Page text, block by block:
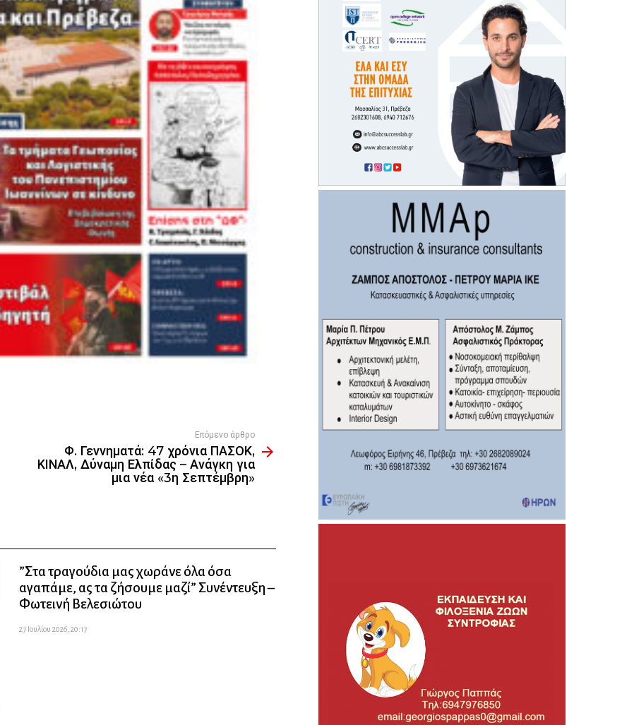
Επόμενο άρθρο
Φ. Γεννηματά: 47 χρόνια ΠΑΣΟΚ,
ΚΙΝΑΛ, Δύναμη Ελπίδας – Ανάγκη για
μια νέα «3η Σεπτέμβρη»
”Στα τραγούδια μας χωράνε όλα όσα
αγαπάμε, ας τα ζήσουμε μαζί” Συνέντευξη –
Φωτεινή Βελεσιώτου
27 Ιουλίου 2026, 20:17